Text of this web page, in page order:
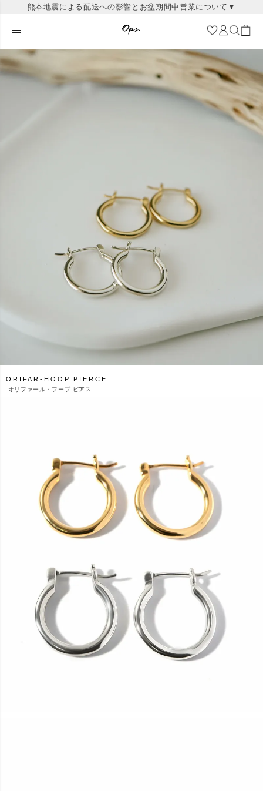
熊本地震による配送への影響とお盆期間中営業について▼
ORIFAR-HOOP PIERCE
-オリファール・フープ ピアス-